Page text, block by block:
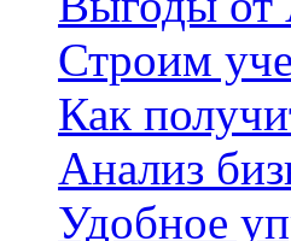
Строим
Как
Анализ
Удобное